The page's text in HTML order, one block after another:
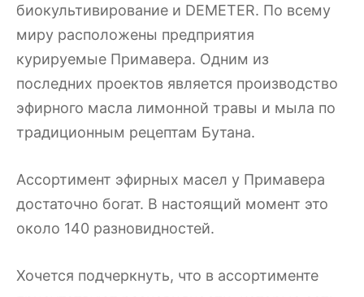
биокультивирование и DEMETER. По всему
миру расположены предприятия
курируемые Примавера. Одним из
последних проектов является производство
эфирного масла лимонной травы и мыла по
традиционным рецептам Бутана.
Ассортимент эфирных масел у Примавера
достаточно богат. В настоящий момент это
около 140 разновидностей.
Хочется подчеркнуть, что в ассортименте